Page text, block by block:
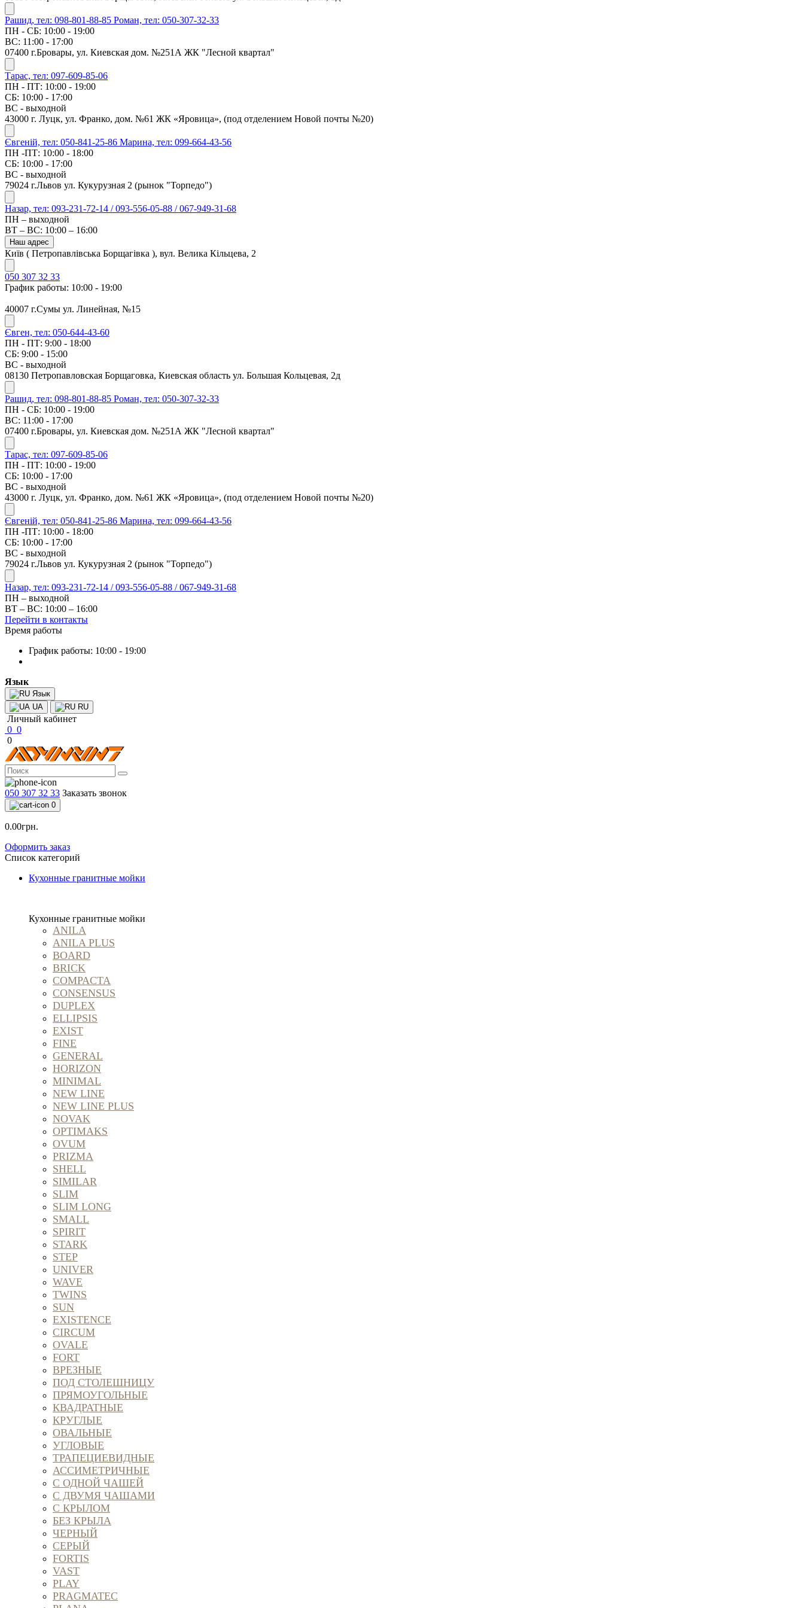
Рашид, тел: 098-801-88-85 Роман, тел: 050-307-32-33
ПН - СБ: 10:00 - 19:00
ВС: 11:00 - 17:00
07400 г.Бровары, ул. Киевская дом. №251А ЖК "Лесной квартал"
Тарас, тел: 097-609-85-06
ПН - ПТ: 10:00 - 19:00
СБ: 10:00 - 17:00
ВС - выходной
43000 г. Луцк, ул. Франко, дом. №61 ЖК «Яровица», (под отделением Новой почты №20)
Євгеній, тел: 050-841-25-86 Марина, тел: 099-664-43-56
ПН -ПТ: 10:00 - 18:00
СБ: 10:00 - 17:00
ВС - выходной
79024 г.Львов ул. Кукурузная 2 (рынок "Торпедо")
Назар, тел: 093-231-72-14 / 093-556-05-88 / 067-949-31-68
ПН – выходной
ВТ – ВС: 10:00 – 16:00
Наш адрес
Київ ( Петропавлівська Борщагівка ), вул. Велика Кільцева, 2
050 307 32 33
График работы: 10:00 - 19:00
40007 г.Сумы ул. Линейная, №15
Євген, тел: 050-644-43-60
ПН - ПТ: 9:00 - 18:00
СБ: 9:00 - 15:00
ВС - выходной
08130 Петропавловская Борщаговка, Киевская область ул. Большая Кольцевая, 2д
Рашид, тел: 098-801-88-85 Роман, тел: 050-307-32-33
ПН - СБ: 10:00 - 19:00
ВС: 11:00 - 17:00
07400 г.Бровары, ул. Киевская дом. №251А ЖК "Лесной квартал"
Тарас, тел: 097-609-85-06
ПН - ПТ: 10:00 - 19:00
СБ: 10:00 - 17:00
ВС - выходной
43000 г. Луцк, ул. Франко, дом. №61 ЖК «Яровица», (под отделением Новой почты №20)
Євгеній, тел: 050-841-25-86 Марина, тел: 099-664-43-56
ПН -ПТ: 10:00 - 18:00
СБ: 10:00 - 17:00
ВС - выходной
79024 г.Львов ул. Кукурузная 2 (рынок "Торпедо")
Назар, тел: 093-231-72-14 / 093-556-05-88 / 067-949-31-68
ПН – выходной
ВТ – ВС: 10:00 – 16:00
Перейти в контакты
Время работы
График работы: 10:00 - 19:00
Язык
Язык
UA
RU
Личный кабинет
0 0
0
050 307 32 33 Заказать звонок
0
0.00грн.
Оформить заказ
Список категорий
Кухонные гранитные мойки
Кухонные гранитные мойки
ANILA
ANILA PLUS
BOARD
BRICK
COMPACTA
CONSENSUS
DUPLEX
ELLIPSIS
EXIST
FINE
GENERAL
HORIZON
MINIMAL
NEW LINE
NEW LINE PLUS
NOVAK
OPTIMAKS
OVUM
PRIZMA
SHELL
SIMILAR
SLIM
SLIM LONG
SMALL
SPIRIT
STARK
STEP
UNIVER
WAVE
TWINS
SUN
EXISTENCE
CIRCUM
OVALE
FORT
ВРЕЗНЫЕ
ПОД СТОЛЕШНИЦУ
ПРЯМОУГОЛЬНЫЕ
КВАДРАТНЫЕ
КРУГЛЫЕ
ОВАЛЬНЫЕ
УГЛОВЫЕ
ТРАПЕЦИЕВИДНЫЕ
АССИМЕТРИЧНЫЕ
С ОДНОЙ ЧАШЕЙ
С ДВУМЯ ЧАШАМИ
С КРЫЛОМ
БЕЗ КРЫЛА
ЧЕРНЫЙ
СЕРЫЙ
FORTIS
VAST
PLAY
PRAGMATEC